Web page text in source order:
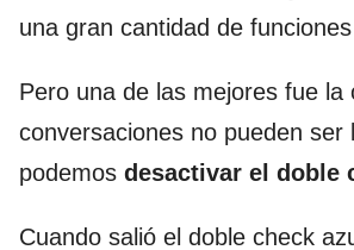
una gran cantidad de
Pero una de las mejores fue
conversaciones no pueden
podemos desactivar el doble
Cuando salió el doble check